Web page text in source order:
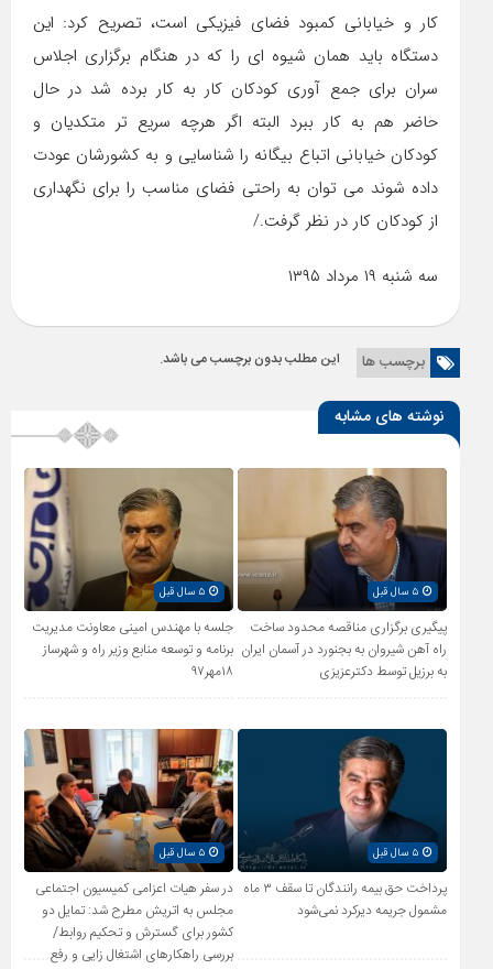
کار و خیابانی کمبود فضای فیزیکی است، تصریح کرد: این
دستگاه باید همان شیوه ای را که در هنگام برگزاری اجلاس
سران برای جمع آوری کودکان کار به کار برده شد در حال
حاضر هم به کار ببرد البته اگر هرچه سریع تر متکدیان و
کودکان خیابانی اتباع بیگانه را شناسایی و به کشورشان عودت
داده شوند می توان به راحتی فضای مناسب را برای نگهداری
از کودکان کار در نظر گرفت./
سه شنبه ۱۹ مرداد ۱۳۹۵
برچسب ها این مطلب بدون برچسب می باشد.
نوشته های مشابه
۵ سال قبل
پیگیری برگزاری مناقصه محدود ساخت
راه آهن شیروان به بجنورد در آسمان ایران
به برزیل توسط دکترعزیزی
۵ سال قبل
جلسه با مهندس امینی معاونت مدیریت
برنامه و توسعه منابع وزیر راه و شهرساز
۱۸مهر۹۷
۵ سال قبل
پرداخت حق بیمه رانندگان تا سقف ۳ ماه
مشمول جریمه دیرکرد نمی‌شود
۵ سال قبل
در سفر هیات اعزامی کمیسیون اجتماعی
مجلس به اتریش مطرح شد: تمایل دو
کشور برای گسترش و تحکیم روابط/
بررسی راهکارهای اشتغال زایی و رفع